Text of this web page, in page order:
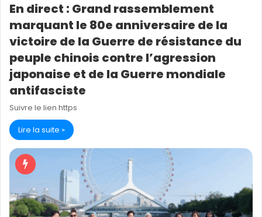
En direct : Grand rassemblement
marquant le 80e anniversaire de la
victoire de la Guerre de résistance du
peuple chinois contre l’agression
japonaise et de la Guerre mondiale
antifasciste
Suivre le lien https
Lire la suite »